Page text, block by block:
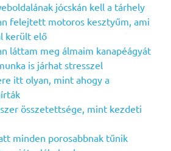
jócskán kell a tárhely
felejtett motoros kesztyűm, ami
került elő
láttam meg álmaim kanapéágyát
is járhat stresszel
itt olyan, mint ahogy a
összetettsége, mint kezdeti
minden porosabbnak tűnik